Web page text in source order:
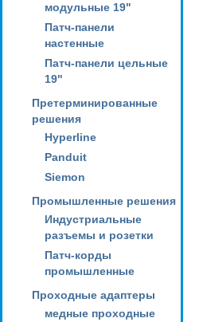
модульные 19"
Патч-панели
настенные
Патч-панели цельные
19"
Претерминированные
решения
Hyperline
Panduit
Siemon
Промышленные решения
Индустриальные
разъемы и розетки
Патч-корды
промышленные
Проходные адаптеры
медные проходные